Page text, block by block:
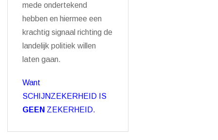
mede ondertekend
hebben en hiermee een
krachtig signaal richting de
landelijk politiek willen
laten gaan.
Want
SCHIJNZEKERHEID IS
GEEN ZEKERHEID.